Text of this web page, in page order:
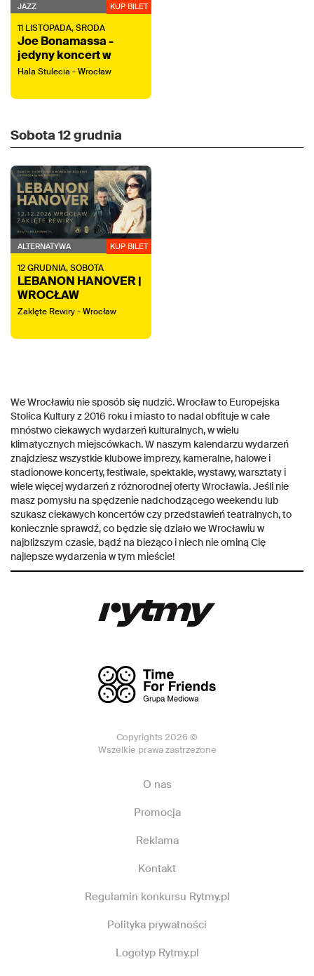
JAZZ KUP BILET
11 LISTOPADA,ŚRODA
Joe Bonamassa -
jedyny koncert w
Polsce 2026 | Wrocław
Hala Stulecia - Wrocław
Sobota 12 grudnia
ALTERNATYWA KUP BILET
12GRUDNIA,SOBOTA
LEBANON HANOVER |
WROCŁAW
Zaklęte Rewiry - Wrocław
We Wrocławiu nie sposób się nudzić. Wrocław to Europejska
Stolica Kultury z 2016 roku i miasto to nadal obfituje w całe
mnóstwo ciekawych wydarzeń kulturalnych, w wielu
klimatycznych miejscówkach. W naszym kalendarzu wydarzeń
znajdziesz wszystkie klubowe imprezy, kameralne, halowe i
stadionowe koncerty, festiwale, spektakle, wystawy, warsztaty i
wiele więcej wydarzeń z różnorodnej oferty Wrocławia. Jeśli nie
masz pomysłu na spędzenie nadchodzącego weekendu lub
szukasz ciekawych koncertów czy przedstawień teatralnych, to
koniecznie sprawdź, co będzie się działo we Wrocławiu w
najbliższym czasie, bądź na bieżąco i niech nie ominą Cię
najlepsze wydarzenia w tym mieście!
Copyrights 2026 ©
Wszelkie prawa zastrzeżone
O nas
Promocja
Reklama
Kontakt
Regulamin konkursu Rytmy.pl
Polityka prywatności
Logotyp Rytmy.pl